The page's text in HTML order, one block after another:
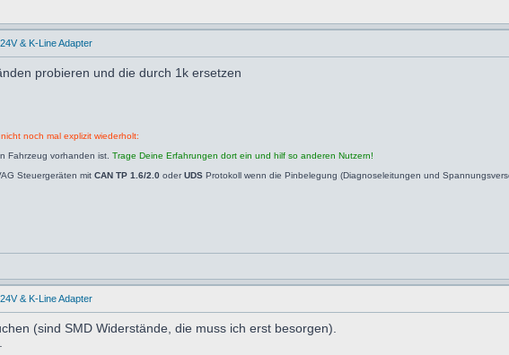
& K-Line Adapter
probieren und die durch 1k ersetzen
noch mal explizit wiederholt:
Fahrzeug vorhanden ist. Trage Deine Erfahrungen dort ein und hilf so anderen Nutzern!
Steuergeräten mit CAN TP 1.6/2.0 oderUDS Protokoll wenn die Pinbelegung (Diagnoseleitungen und
& K-Line Adapter
(sind SMD Widerstände, die muss ich erst besorgen).